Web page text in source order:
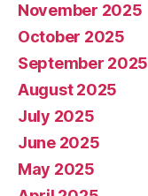
November 2025
October 2025
September 2025
August 2025
July 2025
June 2025
May 2025